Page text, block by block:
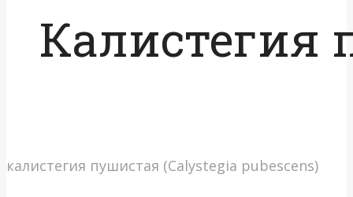
Калистегия
калистегия пушистая (Calystegia pubescens)